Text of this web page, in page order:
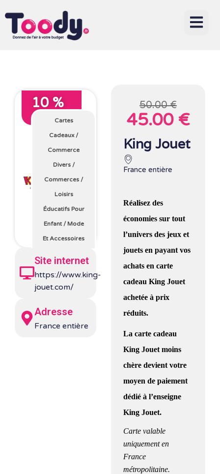
10 %
Avec Toody
Cartes
Cadeaux/
Commerce
Divers/
Commerces /
Loisirs
Éducatifs Pour
Enfant/Mode
Et Accessoires
Site internet
https://www.king-
jouet.com/
Adresse
France entière
50.00 €
45.00 €
King Jouet
France entière
Réalisez des
économies sur tout
l’univers des jeux et
jouets en payant vos
achats en carte
cadeau King Jouet
achetée à prix
réduits.
La carte cadeau
King Jouet moins
chère devient votre
moyen de paiement
dédié à l’enseigne
King Jouet.
Carte valable
uniquement en
France
métropolitaine.